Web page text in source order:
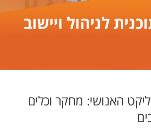
לניהול ויישוב
האנושי: מחקר וכלים